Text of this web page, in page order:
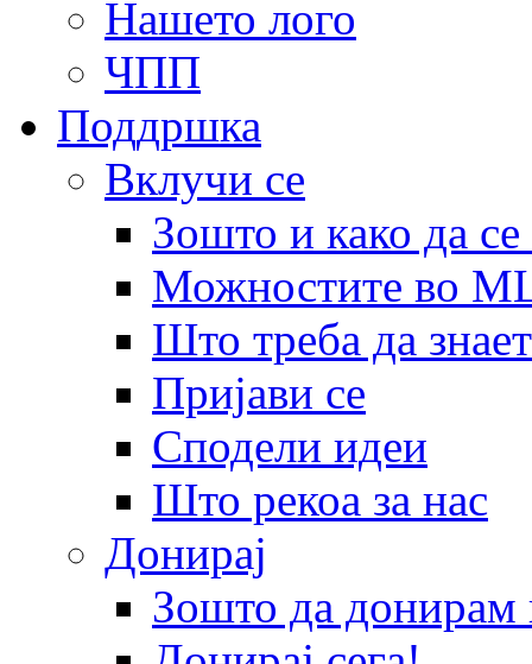
Нашето лого
ЧПП
Поддршка
Вклучи се
Зошто и како да
Можностите во
Што треба да
Пријави се
Сподели идеи
Што рекоа за нас
Донирај
Зошто да